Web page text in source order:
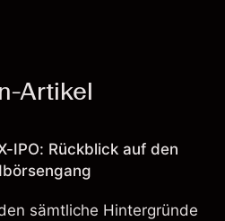
Artikel
IPO: Rückblick auf den
sämtliche Hintergründe